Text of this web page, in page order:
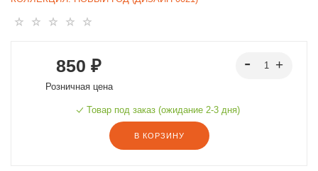
850 ₽
Розничная цена
Товар под заказ (ожидание 2-3 дня)
В КОРЗИНУ